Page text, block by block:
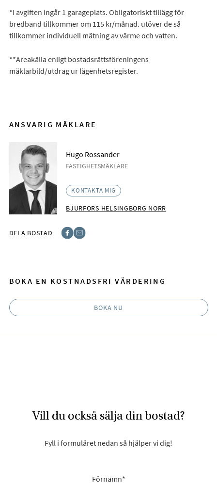
*I avgiften ingår 1 garageplats. Obligatoriskt tillägg för
bredband tillkommer om 115 kr/månad. utöver de så
tillkommer individuell mätning av värme och vatten.
**Areakälla enligt bostadsrättsföreningens
mäklarbild/utdrag ur lägenhetsregister.
ANSVARIG MÄKLARE
Hugo Rossander
FASTIGHETSMÄKLARE
KONTAKTA MIG
BJURFORS HELSINGBORG NORR
DELA BOSTAD
BOKA EN KOSTNADSFRI VÄRDERING
BOKA NU
Vill du också sälja din bostad?
Fyll i formuläret nedan så hjälper vi dig!
Förnamn*